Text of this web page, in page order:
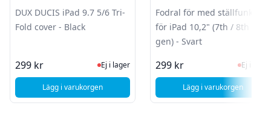
DUX DUCIS iPad 9.7 5/6 Tri-
Fold cover - Black
299 kr Ej i lager, besök produktsidan för
Ej i lager
Lägg i varukorgen, DUX DUCIS iPad 9.7 5/6 Tri-Fold cover - Black
Fodral för med ställfunktion
för iPad 10,2" (7th / 8th / 9th
gen) - Svart
299 kr Ej i
Ej i lager
Lägg i varukorgen
, Deltaco Fodral